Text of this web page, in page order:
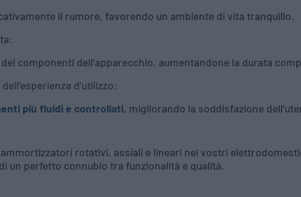
il rumore, favorendo un ambiente di vita tranquillo.
componenti dell'apparecchio, aumentandone la durata
d’utilizzo:
più fluidi e controllati, migliorando la soddisfazione
rotativi, assiali e lineari nei vostri
un perfetto connubio tra funzionalità e qualità.